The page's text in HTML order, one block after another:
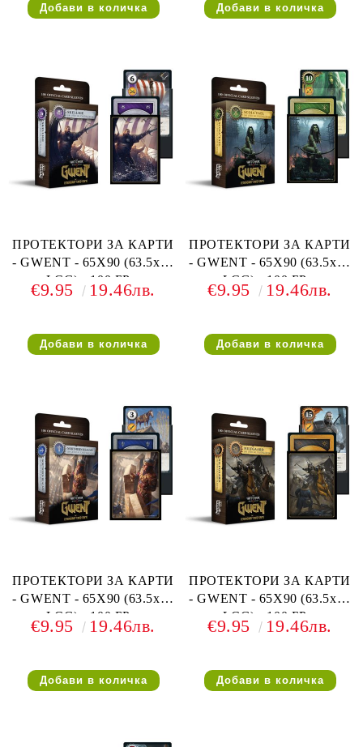
ПРОТЕКТОРИ ЗА КАРТИ
- GWENT - 65X90 (63.5x88
LCG) - 100 БР. -
SKELLIGE FACTION
€9.95 19.46лв.
ПРОТЕКТОРИ ЗА КАРТИ
- GWENT - 65X90 (63.5x88
LCG) - 100 БР. -
SCOIA'TAEL FACTION
€9.95 19.46лв.
ПРОТЕКТОРИ ЗА КАРТИ
- GWENT - 65X90 (63.5x88
LCG) - 100 БР. -
NORTHERN REALMS
€9.95 19.46лв.
ПРОТЕКТОРИ ЗА КАРТИ
- GWENT - 65X90 (63.5x88
LCG) - 100 БР. -
NILFGAARD FACTION
€9.95 19.46лв.